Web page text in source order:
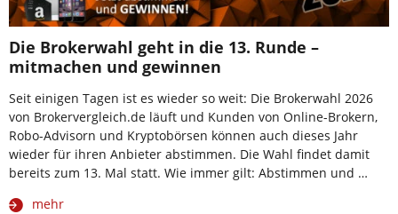
Die Brokerwahl geht in die 13. Runde –
mitmachen und gewinnen
Seit einigen Tagen ist es wieder so weit: Die Brokerwahl 2026
von Brokervergleich.de läuft und Kunden von Online-Brokern,
Robo-Advisorn und Kryptobörsen können auch dieses Jahr
wieder für ihren Anbieter abstimmen. Die Wahl findet damit
bereits zum 13. Mal statt. Wie immer gilt: Abstimmen und …
mehr